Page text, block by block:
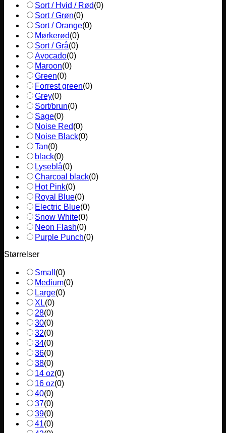
Sort / Hvid / Rød(0)
Sort / Grøn(0)
Sort / Orange(0)
Mørkerød(0)
Sort / Grå(0)
Avocado(0)
Maroon(0)
Green(0)
Forrest green(0)
Grey(0)
Sort/brun(0)
Sage(0)
Noise Red(0)
Noise Black(0)
Tan(0)
black(0)
Lyseblå(0)
Charcoal black(0)
Hot Pink(0)
Royal Blue(0)
Electric Blue(0)
Snow White(0)
Neon Flash(0)
Purple Punch(0)
Størrelser
Small (0)
Medium(0)
Large(0)
XL(0)
28(0)
30(0)
32(0)
34(0)
36(0)
38(0)
14 oz(0)
16 oz(0)
40(0)
37(0)
39(0)
41(0)